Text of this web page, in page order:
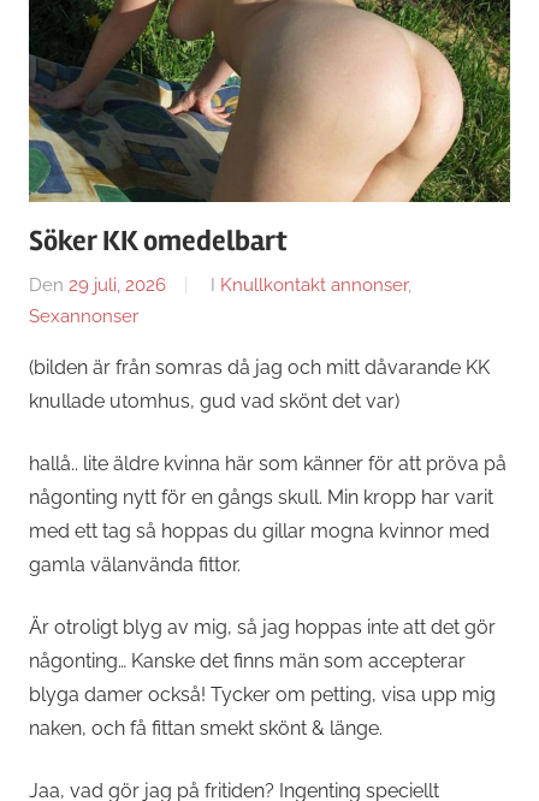
Söker KK omedelbart
Den 29 juli, 2026
Av
I Knullkontakt annonser,
Sexannonser
(bilden är från somras då jag och mitt dåvarande KK
knullade utomhus, gud vad skönt det var)
hallå.. lite äldre kvinna här som känner för att pröva på
någonting nytt för en gångs skull. Min kropp har varit
med ett tag så hoppas du gillar mogna kvinnor med
gamla välanvända fittor.
Är otroligt blyg av mig, så jag hoppas inte att det gör
någonting… Kanske det finns män som accepterar
blyga damer också! Tycker om petting, visa upp mig
naken, och få fittan smekt skönt & länge.
Jaa, vad gör jag på fritiden? Ingenting speciellt